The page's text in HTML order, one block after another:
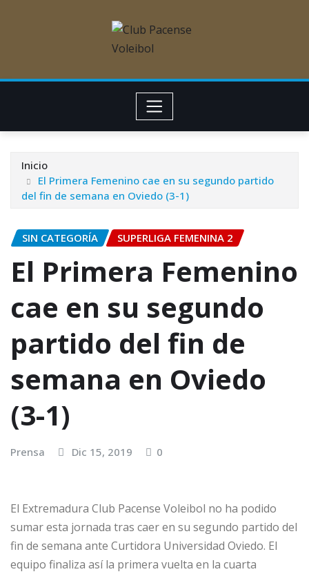
Inicio
El Primera Femenino cae en su segundo partido
del fin de semana en Oviedo (3-1)
SIN CATEGORÍA SUPERLIGA FEMENINA 2
El Primera Femenino
cae en su segundo
partido del fin de
semana en Oviedo
(3-1)
Prensa Dic 15, 2019 0
El Extremadura Club Pacense Voleibol no ha podido
sumar esta jornada tras caer en su segundo partido del
fin de semana ante Curtidora Universidad Oviedo. El
equipo finaliza así la primera vuelta en la cuarta